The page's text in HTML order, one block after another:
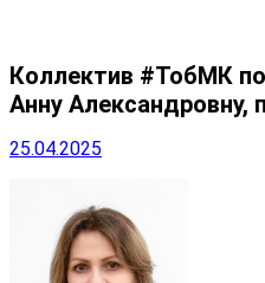
Коллектив #ТобМК
Анну Александровну,
25.04.2025